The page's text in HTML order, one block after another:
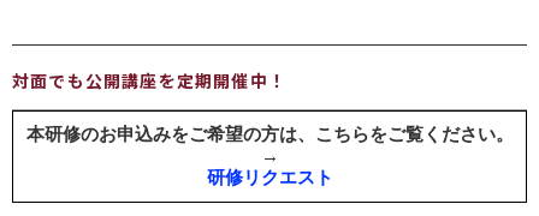
対面でも公開講座を定期開催中！